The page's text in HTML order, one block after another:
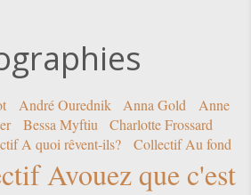
André Ourednik Anna Gold
Anne
Bessa Myftiu
Charlotte Frossard
A quoi rêvent-ils?
Collectif Au fond
Avouez que c'est